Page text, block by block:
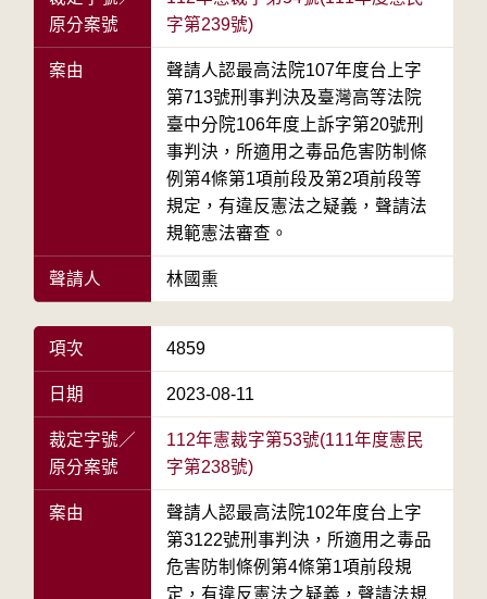
原分案號
字第239號)
案由
聲請人認最高法院107年度台上字
第713號刑事判決及臺灣高等法院
臺中分院106年度上訴字第20號刑
事判決，所適用之毒品危害防制條
例第4條第1項前段及第2項前段等
規定，有違反憲法之疑義，聲請法
規範憲法審查。
聲請人 林國熏
項次 4859
日期 2023-08-11
裁定字號／
原分案號
112年憲裁字第53號(111年度憲民
字第238號)
案由
聲請人認最高法院102年度台上字
第3122號刑事判決，所適用之毒品
危害防制條例第4條第1項前段規
定，有違反憲法之疑義，聲請法規